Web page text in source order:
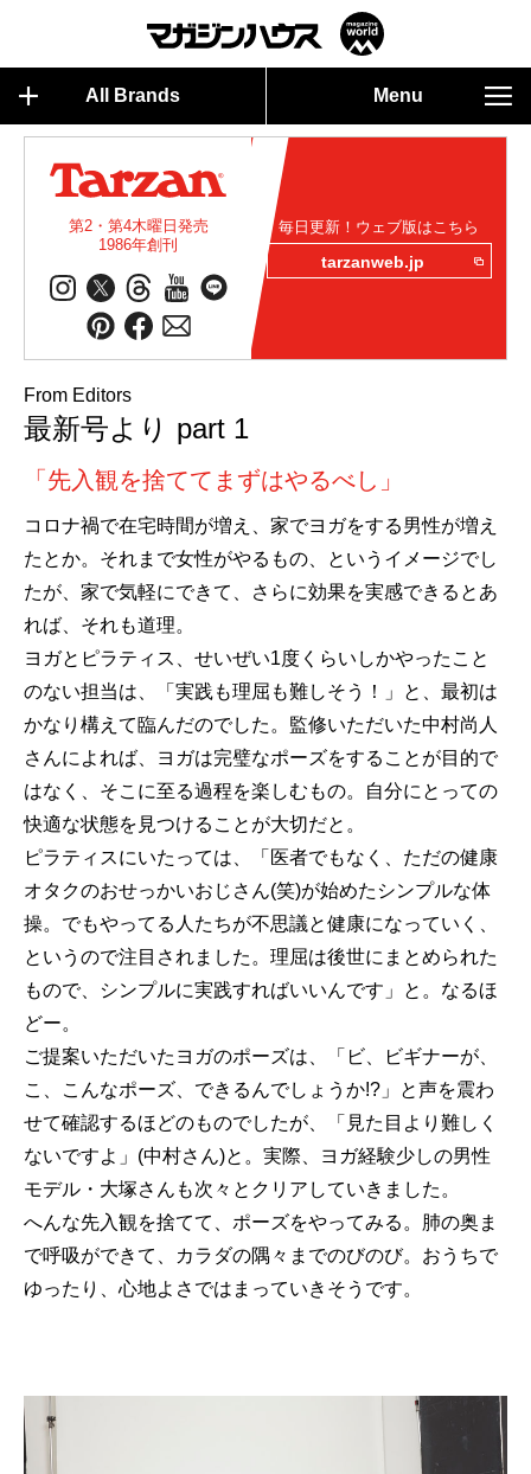
All Brands Menu
第2・第4木曜日発売
1986年創刊
毎日更新！ウェブ版はこちら
tarzanweb.jp
From Editors
最新号より part 1
「先入観を捨ててまずはやるべし」
コロナ禍で在宅時間が増え、家でヨガをする男性が増え
たとか。それまで女性がやるもの、というイメージでし
たが、家で気軽にできて、さらに効果を実感できるとあ
れば、それも道理。
ヨガとピラティス、せいぜい1度くらいしかやったこと
のない担当は、「実践も理屈も難しそう！」と、最初は
かなり構えて臨んだのでした。監修いただいた中村尚人
さんによれば、ヨガは完璧なポーズをすることが目的で
はなく、そこに至る過程を楽しむもの。自分にとっての
快適な状態を見つけることが大切だと。
ピラティスにいたっては、「医者でもなく、ただの健康
オタクのおせっかいおじさん(笑)が始めたシンプルな体
操。でもやってる人たちが不思議と健康になっていく、
というので注目されました。理屈は後世にまとめられた
もので、シンプルに実践すればいいんです」と。なるほ
どー。
ご提案いただいたヨガのポーズは、「ビ、ビギナーが、
こ、こんなポーズ、できるんでしょうか!?」と声を震わ
せて確認するほどのものでしたが、「見た目より難しく
ないですよ」(中村さん)と。実際、ヨガ経験少しの男性
モデル・大塚さんも次々とクリアしていきました。
へんな先入観を捨てて、ポーズをやってみる。肺の奥ま
で呼吸ができて、カラダの隅々までのびのび。おうちで
ゆったり、心地よさではまっていきそうです。